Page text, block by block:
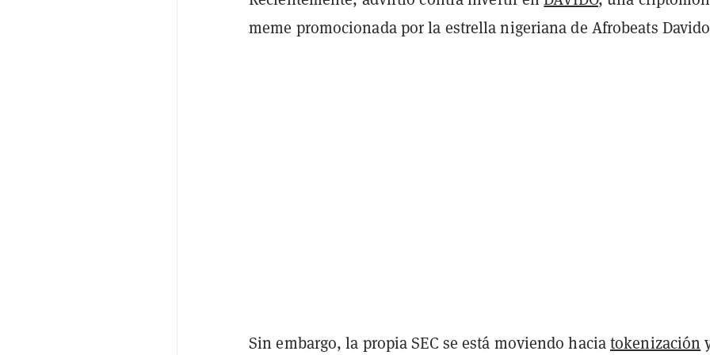
meme promocionada por la estrella nigeriana de Afrobeats
Sin embargo, la propia SEC se está moviendo haciatokenización